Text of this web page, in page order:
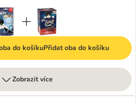
do košíkuPřidat oba do košíku
Zobrazit více